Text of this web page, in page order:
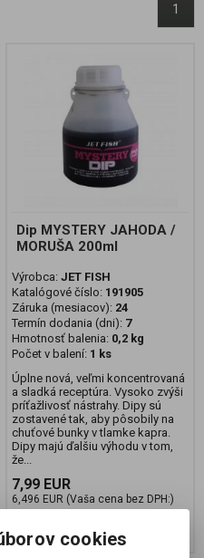
1
Dip MYSTERY JAHODA /
MORUŠA 200ml
Výrobca: JET FISH
Katalógové číslo: 191905
Záruka (mesiacov): 24
Termín dodania (dni): 7
Hmotnosť balenia: 0,2 kg
Počet v balení: 1 ks
Úplne nová, veľmi koncentrovaná
a sladká receptúra. Vysoko zvýši
príťažlivosť nástrahy. Dipy sú
zostavené tak, aby pôsobily na
chuťové bunky v tlamke kapra.
Dipy majú ďalšiu výhodu v tom,
že...
7,99 EUR
6,496 EUR (Vaša cena bez DPH:)
cookies